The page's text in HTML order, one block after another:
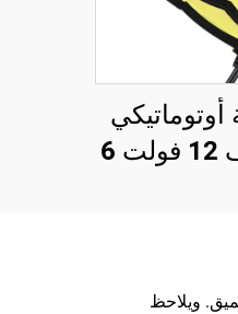
متعدد الوظائف 12 فولت 6
والسكوتر، مع شاشة LCDويلاحظ